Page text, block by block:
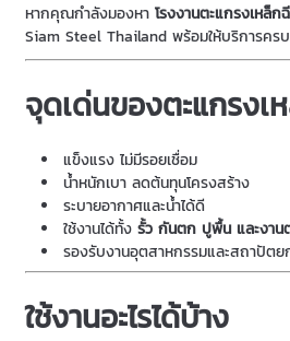
หากคุณกำลังมองหาโรงงานตะแกรงเหล็
Siam Steel Thailand พร้อมให้บริการคร
จุดเด่นของตะแกรงเ
แข็งแรง ไม่มีรอยเชื่อม
น้ำหนักเบา ลดต้นทุนโครงสร้าง
ระบายอากาศและน้ำได้ดี
ใช้งานได้ทั้งรั้ว กันตก ปูพื้น และงา
รองรับงานอุตสาหกรรมและสถาปัตย
ใช้งานอะไรได้บ้าง